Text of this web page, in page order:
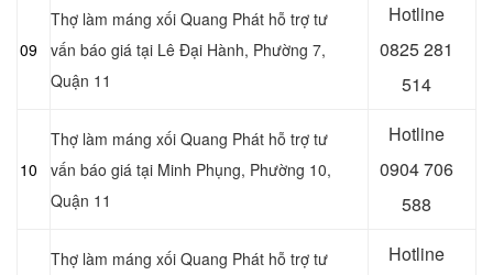
09
Thợ làm máng xối Quang Phát hỗ trợ tư
vấn báo giá tại Lê Đại Hành, Phường 7,
Quận 11
Hotline
0825 281
514
10
Thợ làm máng xối Quang Phát hỗ trợ tư
vấn báo giá tại Minh Phụng, Phường 10,
Quận 11
Hotline
0904 706
588
Thợ làm máng xối Quang Phát hỗ trợ tư
Hotline